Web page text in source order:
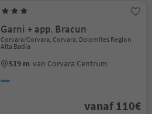
Garni + app. Bracun
Corvara/Corvara, Corvara, Dolomites Region
Alta Badia
519 m van Corvara Centrum
vanaf 110€